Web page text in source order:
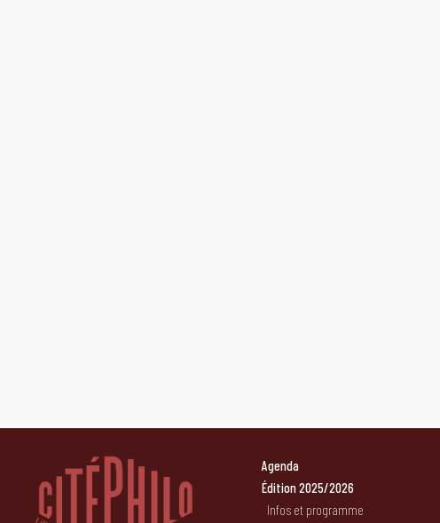
Agenda
Édition 2025/2026
Infos et programme